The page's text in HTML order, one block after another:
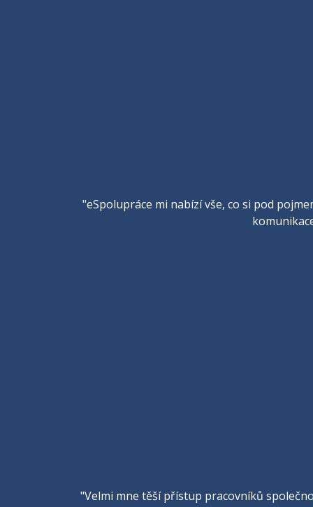
"eSpolupráce mi nabízí vše, co si pod
"Velmi mne těší přístup pracovníků